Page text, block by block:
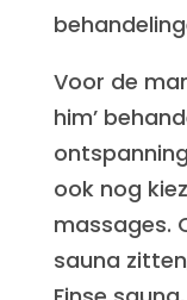
Voor de
him’
ook nog
massages.
sauna